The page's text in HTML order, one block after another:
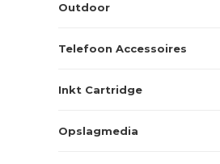
Outdoor
Telefoon Accessoires
Inkt Cartridge
Opslagmedia